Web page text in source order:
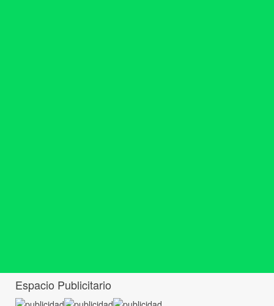
Espacio Publicitario